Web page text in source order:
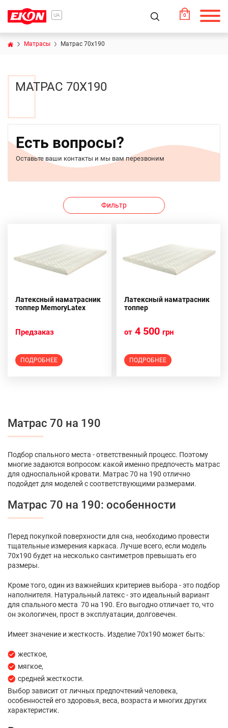
UA 0
Матрасы Матрас 70х190
МАТРАС 70Х190
Есть вопросы?
Оставьте ваши контакты и мы вам перезвоним
Фильтр
Латексный наматрасник
топпер MemoryLatex
Предзаказ
ПОДРОБНЕЕ
Латексный наматрасник
топпер
от 4 500 грн
ПОДРОБНЕЕ
Матрас 70 на 190
Подбор спального места - ответственный процесс. Поэтому
многие задаются вопросом: какой именно предпочесть матрас
для односпальной кровати. Матрас 70 на 190 отлично
подойдет для моделей с соответствующими размерами.
Матрас 70 на 190: особенности
Перед покупкой поверхности для сна, необходимо провести
тщательные измерения каркаса. Лучше всего, если модель
70х190 будет на несколько сантиметров превышать его
размеры.
Кроме того, один из важнейших критериев выбора - это подбор
наполнителя. Натуральный латекс - это идеальный вариант
для спального места 70 на 190. Его выгодно отличает то, что
он экологичен, прост в эксплуатации, долговечен.
Имеет значение и жесткость. Изделие 70х190 может быть:
жесткое,
мягкое,
средней жесткости.
Выбор зависит от личных предпочтений человека,
особенностей его здоровья, веса, возраста и многих других
характеристик.